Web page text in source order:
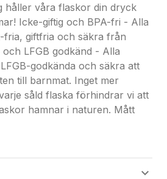
håller våra flaskor din dryck
Icke-giftig och BPA-fri - Alla
fria, giftfria och säkra från
LFGB godkänd - Alla
godkända och säkra att
till barnmat. Inget mer
såld flaska förhindrar vi att
hamnar i naturen. Mått